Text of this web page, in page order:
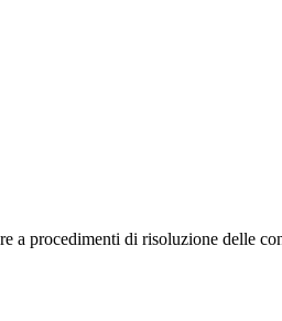
a procedimenti di risoluzione delle